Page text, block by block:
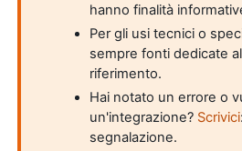
hanno finalità
Per gli usi tecnici o
sempre fonti dedicate
riferimento.
Hai notato un errore o
un'integrazione? Scrivici
segnalazione.